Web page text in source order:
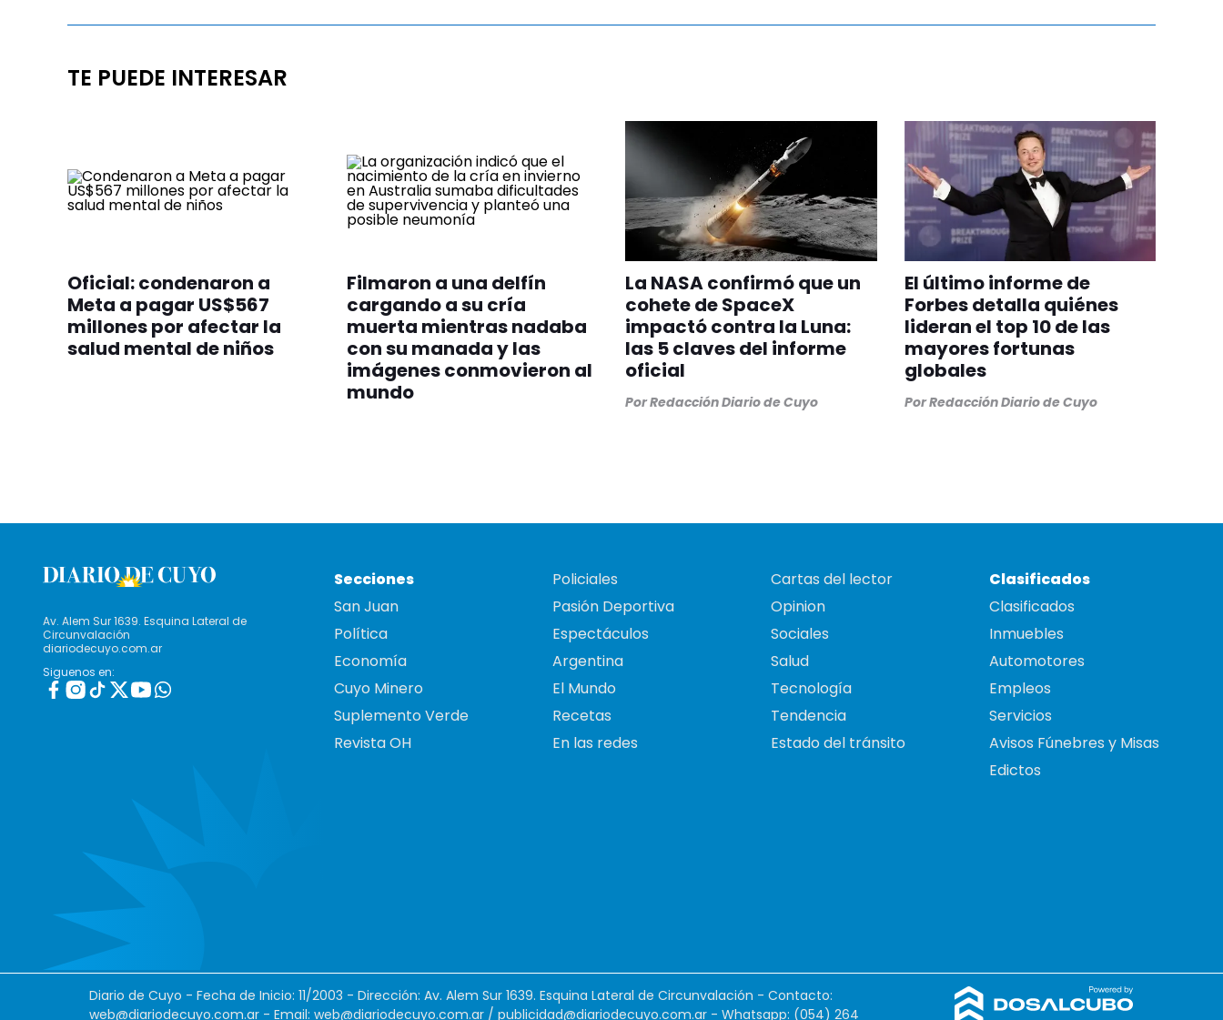
TE PUEDE INTERESAR
Oficial: condenaron a
Meta a pagar US$567
millones por afectar la
salud mental de niños
Filmaron a una delfín
cargando a su cría
muerta mientras nadaba
con su manada y las
imágenes conmovieron al
mundo
La NASA confirmó que un
cohete de SpaceX
impactó contra la Luna:
las 5 claves del informe
oficial
PorRedacción Diario de Cuyo
El último informe de
Forbes detalla quiénes
lideran el top 10 de las
mayores fortunas
globales
PorRedacción Diario de Cuyo
Av. Alem Sur 1639. Esquina Lateral de
Circunvalación
diariodecuyo.com.ar
Siguenos en:
Secciones
San Juan
Política
Economía
Cuyo Minero
Suplemento Verde
Revista OH
Policiales
Pasión Deportiva
Espectáculos
Argentina
El Mundo
Recetas
En las redes
Cartas del lector
Opinion
Sociales
Salud
Tecnología
Tendencia
Estado del tránsito
Clasificados
Clasificados
Inmuebles
Automotores
Empleos
Servicios
Avisos Fúnebres y Misas
Edictos
Diario de Cuyo - Fecha de Inicio: 11/2003 - Dirección: Av. Alem Sur 1639. Esquina Lateral de Circunvalación - Contacto:
web@diariodecuyo.com.ar - Email: web@diariodecuyo.com.ar / publicidad@diariodecuyo.com.ar - Whatsapp: (054) 264